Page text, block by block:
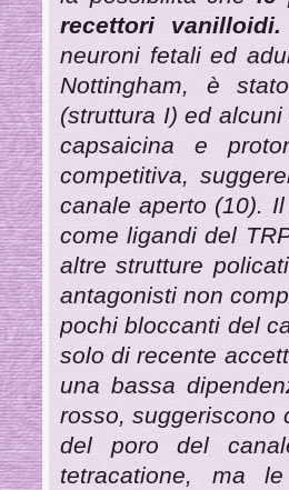
recettori vanilloidi.
neuroni fetali ed
Nottingham, è
(struttura I) ed
capsaicina e
competitiva,
canale aperto (10).
come ligandi del
altre strutture
antagonisti non
pochi bloccanti del
solo di recente
una bassa
rosso, suggeriscono
del poro del
tetracatione, ma